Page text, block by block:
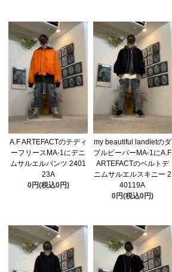
A.F ARTEFACTのテディ
ーフリースMA-1にデニ
ムサルエルパンツ 2401
23A
0円(税込0円)
my beautiful landletのダ
ブルビーバーMA-1にA.F
ARTEFACTのベルトデ
ニムサルエルスキニー 2
40119A
0円(税込0円)